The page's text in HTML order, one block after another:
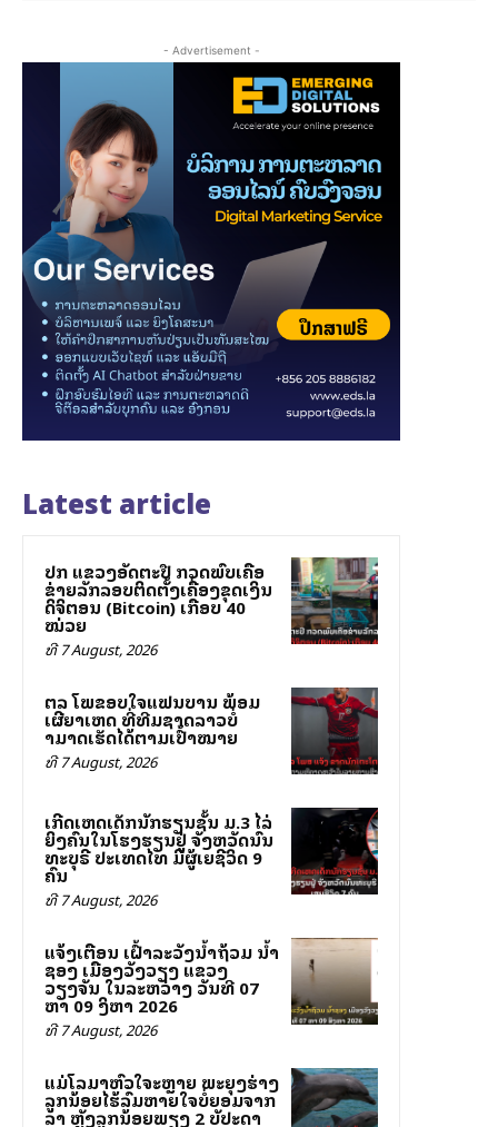
- Advertisement -
Latest article
ປກສ ແຂວງອັດຕະປື ກວດພົບເຄືອ
ຂ່າຍລັກລອບຕິດຕັ້ງເຄື່ອງຂຸດເງິນ
ດິຈິຕອນ (Bitcoin) ເກືອບ 40
ໝ່ວຍ
ທີ 7 August, 2026
ສຕລ ໂພສຂອບໃຈແຟນບານ ພ້ອມ
ເຜີຍສາເຫດ ທີ່ທີມຊາດລາວບໍ່
ສາມາດເຮັດໄດ້ຕາມເປົ້າໝາຍ
ທີ 7 August, 2026
ເກີດເຫດເດັກນັກຮຽນຊັ້ນ ມ.3 ໄລ່
ຍິງຄົນໃນໂຮງຮຽນຢູ່ ຈັງຫວັດນົນ
ທະບຸຣີ ປະເທດໄທ ມີຜູ້ເສຍຊີວິດ 9
ຄົນ
ທີ 7 August, 2026
ແຈ້ງເຕືອນ ເຝົ້າລະວັງນ້ຳຖ້ວມ ນ້ຳ
ຊອງ ເມືອງວັງວຽງ ແຂວງ
ວຽງຈັນ ໃນລະຫວ່າງ ວັນທີ 07
ຫາ 09 ສິງຫາ 2026
ທີ 7 August, 2026
ແມ່ໂລມາຫົວໃຈສະຫຼາຍ ພະຍຸງຮ່າງ
ລູກນ້ອຍໄຮ້ລົມຫາຍໃຈບໍ່ຍອມຈາກ
ລາ ຫຼັງລູກນ້ອຍພຽງ 2 ສັບປະດາ